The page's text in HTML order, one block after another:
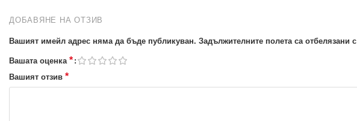
ДОБАВЯНЕ НА ОТЗИВ
Вашият имейл адрес няма да бъде публикуван. Задължителните полета са отбелязани с
Вашата оценка *
Вашият отзив *